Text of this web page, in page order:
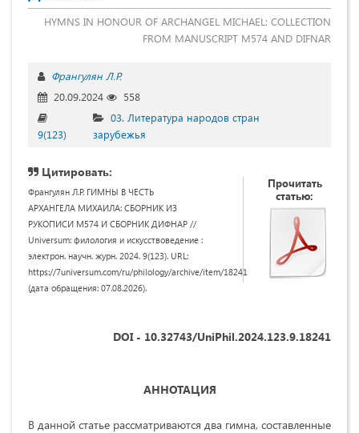
HYMNS IN HONOUR OF ARCHANGEL MICHAEL: COLLECTION
FROM MANUSCRIPT M574 AND DIFNAR
Франгулян Л.Р.
20.09.2024
558
9(123)
03. Литература народов стран
зарубежья
Цитировать:
Франгулян Л.Р. ГИМНЫ В ЧЕСТЬ
АРХАНГЕЛА МИХАИЛА: СБОРНИК ИЗ
РУКОПИСИ М574 И СБОРНИК ДИФНАР //
Universum: филология и искусствоведение :
электрон. научн. журн. 2024. 9(123). URL:
https://7universum.com/ru/philology/archive/item/18241
(дата обращения: 07.08.2026).
Прочитать
статью:
DOI - 10.32743/UniPhil.2024.123.9.18241
АННОТАЦИЯ
В данной статье рассматриваются два гимна, составленные